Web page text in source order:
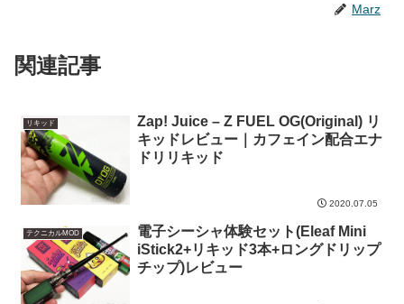
Marz
関連記事
リキッド
Zap! Juice – Z FUEL OG(Original) リ
キッドレビュー｜カフェイン配合エナ
ドリリキッド
2020.07.05
テクニカルMOD
電子シーシャ体験セット(Eleaf Mini
iStick2+リキッド3本+ロングドリップ
チップ)レビュー